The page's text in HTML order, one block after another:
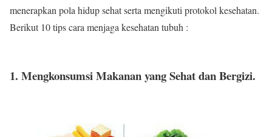
menerapkan pola hidup sehat serta mengikuti protokol kesehatan.
Berikut 10 tips cara menjaga kesehatan tubuh :
1. Mengkonsumsi Makanan yang Sehat dan Bergizi.